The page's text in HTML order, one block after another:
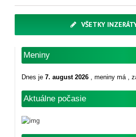
VŠETKY
Meniny
Dnes je 7. august 2026 , meniny má ,
Aktuálne počasie